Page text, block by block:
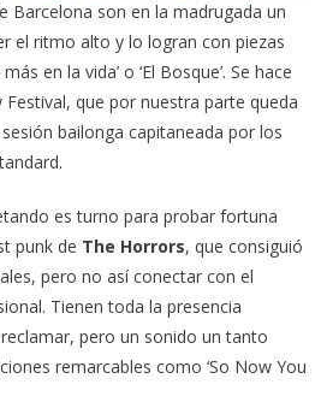
Barcelona son en la madrugada un
el ritmo alto y lo logran con piezas
en la vida’ o ‘El Bosque’. Se hace
que por nuestra parte queda
bailonga capitaneada por los
es turno para probar fortuna
punk de The Horrors, que consiguió
pero no así conectar con el
Tienen toda la presencia
pero un sonido un tanto
remarcables como ‘So Now You